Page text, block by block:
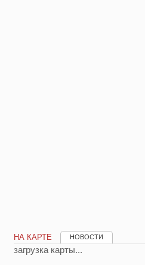
НА КАРТЕ НОВОСТИ
загрузка карты...